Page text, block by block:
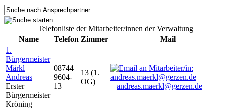
Telefonliste der Mitarbeiter/innen der Verwaltung
Name
Telefon Zimmer
Mail
1.
Bürgermeister
Märkl
Andreas
Erster
Bürgermeister
Kröning
08744
9604-
13
13 (1.
OG)
andreas.maerkl@gerzen.de